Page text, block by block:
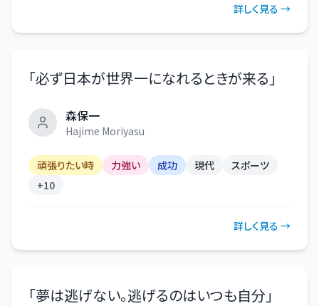
詳しく見る →
「必ず日本が世界一になれるときが来る 」
森保一
Hajime Moriyasu
頑張りたい時 力強い 成功 現代
スポーツ
+10
詳しく見る →
「夢は逃げない。逃げるのはいつも自分 」